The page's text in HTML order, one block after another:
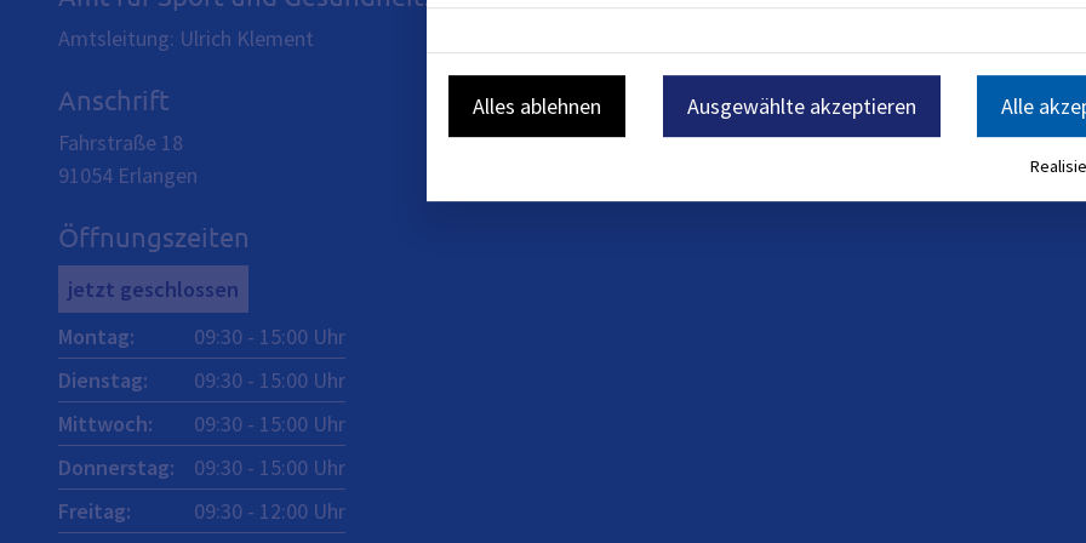
Amtsleitung: Ulrich Klement
Anschrift
Fahrstraße 18
91054 Erlangen
Öffnungszeiten
jetzt geschlossen
Montag: 09:30 - 15:00 Uhr
Dienstag: 09:30 - 15:00 Uhr
Mittwoch: 09:30 - 15:00 Uhr
Donnerstag: 09:30 - 15:00 Uhr
Freitag: 09:30 - 12:00 Uhr
Alles ablehnen Ausgewählte akzeptieren Alle